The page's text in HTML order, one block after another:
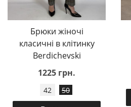
Брюки жіночі
класичні в клітинку
Berdichevski
1225 грн.
42 50